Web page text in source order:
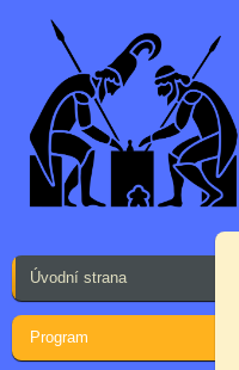
Úvodní strana
Program